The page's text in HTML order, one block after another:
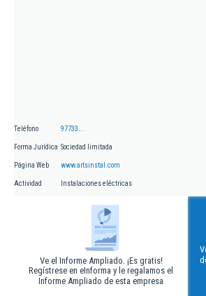
Teléfono 97733...
Forma Jurídica Sociedad limitada
Página Web www.artsinstal.com
Actividad Instalaciones eléctricas
Ve el Informe Ampliado. ¡Es gratis!
Regístrese en eInforma y le regalamos el
Informe Ampliado de esta empresa